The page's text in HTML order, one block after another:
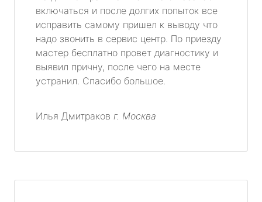
включаться и после долгих попыток все
исправить самому пришел к выводу что
надо звонить в сервис центр. По приезду
мастер бесплатно провет диагностику и
выявил причну, после чего на месте
устранил. Спасибо большое.
Илья Дмитраков г. Москва